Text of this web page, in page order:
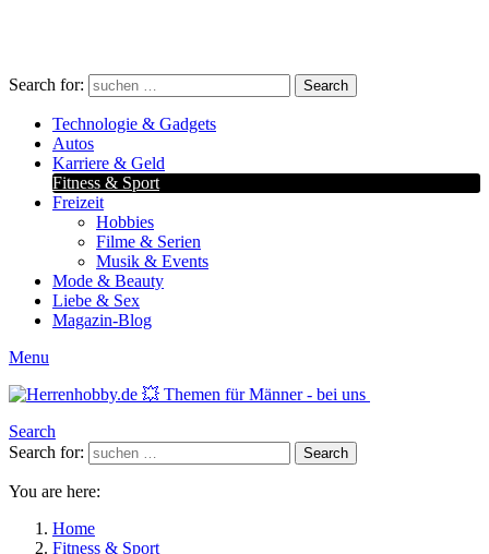
Search for: Search
Technologie & Gadgets
Autos
Karriere & Geld
Fitness & Sport
Freizeit
Hobbies
Filme & Serien
Musik & Events
Mode & Beauty
Liebe & Sex
Magazin-Blog
Menu
Search
Search for:
Search
You are here:
Home
Fitness & Sport